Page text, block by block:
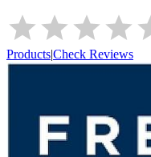
Products|Check Reviews